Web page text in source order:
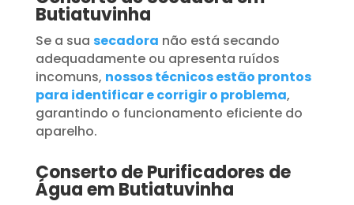
Butiatuvinha
Se a sua secadora não está secando
adequadamente ou apresenta ruídos
incomuns, nossos técnicos estão prontos
para identificar e corrigir o problema,
garantindo o funcionamento eficiente do
aparelho.
Conserto de Purificadores de
Água em Butiatuvinha